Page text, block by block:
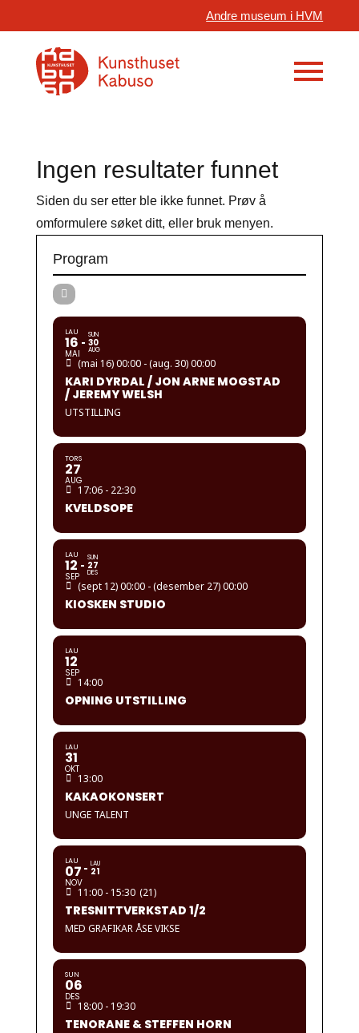
Andre museum i HVM
Ingen resultater funnet
Siden du ser etter ble ikke funnet. Prøv å
omformulere søket ditt, eller bruk menyen.
Program
LAU
16
MAI
SUN
30
AUG
(mai 16) 00:00 - (aug. 30) 00:00
KARI DYRDAL / JON ARNE MOGSTAD
/ JEREMY WELSH
UTSTILLING
TORS
27
AUG
17:06 - 22:30
KVELDSOPE
LAU
12
SEP
SUN
27
DES
(sept 12) 00:00 - (desember 27) 00:00
KIOSKEN STUDIO
LAU
12
SEP
14:00
OPNING UTSTILLING
LAU
31
OKT
13:00
KAKAOKONSERT
UNGE TALENT
LAU
07
NOV
LAU
21
11:00 - 15:30 (21)
TRESNITTVERKSTAD 1/2
MED GRAFIKAR ÅSE VIKSE
SUN
06
DES
18:00 - 19:30
TENORANE & STEFFEN HORN